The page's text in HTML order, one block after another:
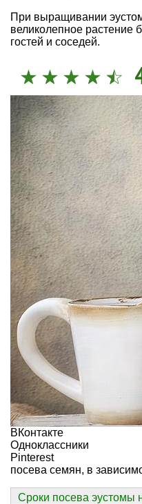
При выращивании
великолепное растение
гостей и соседей.
ВКонтакте
Одноклассники
Pinterest
посева семян, в
Сроки посева эустомы